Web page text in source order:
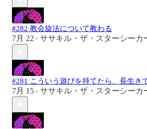
#282 教会旋法について教わる
7月 22 • ササキル・ザ・スターシーカ
#281 こういう遊びを持てたら、長生き
7月 15 • ササキル・ザ・スターシーカ